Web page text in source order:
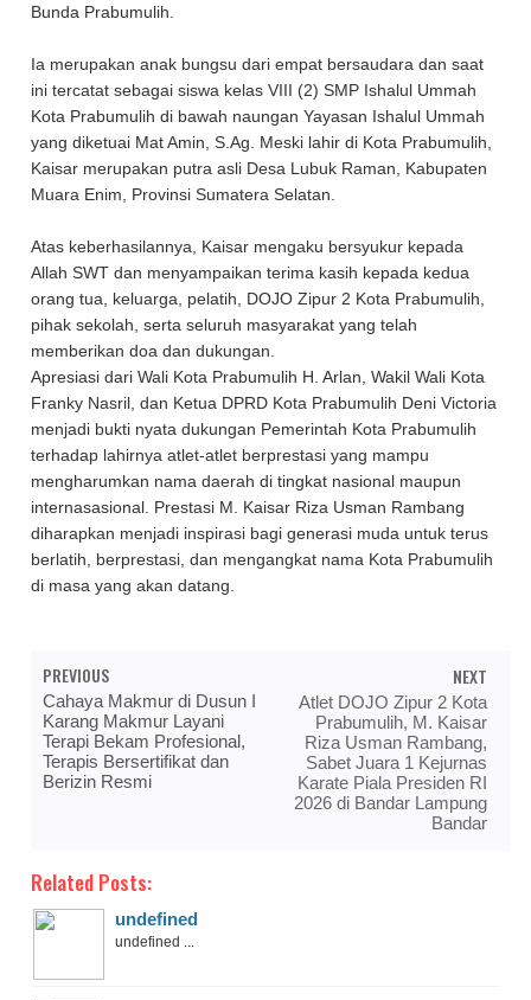
Bunda Prabumulih.
Ia merupakan anak bungsu dari empat bersaudara dan saat
ini tercatat sebagai siswa kelas VIII (2) SMP Ishalul Ummah
Kota Prabumulih di bawah naungan Yayasan Ishalul Ummah
yang diketuai Mat Amin, S.Ag. Meski lahir di Kota Prabumulih,
Kaisar merupakan putra asli Desa Lubuk Raman, Kabupaten
Muara Enim, Provinsi Sumatera Selatan.
Atas keberhasilannya, Kaisar mengaku bersyukur kepada
Allah SWT dan menyampaikan terima kasih kepada kedua
orang tua, keluarga, pelatih, DOJO Zipur 2 Kota Prabumulih,
pihak sekolah, serta seluruh masyarakat yang telah
memberikan doa dan dukungan.
Apresiasi dari Wali Kota Prabumulih H. Arlan, Wakil Wali Kota
Franky Nasril, dan Ketua DPRD Kota Prabumulih Deni Victoria
menjadi bukti nyata dukungan Pemerintah Kota Prabumulih
terhadap lahirnya atlet-atlet berprestasi yang mampu
mengharumkan nama daerah di tingkat nasional maupun
internasasional. Prestasi M. Kaisar Riza Usman Rambang
diharapkan menjadi inspirasi bagi generasi muda untuk terus
berlatih, berprestasi, dan mengangkat nama Kota Prabumulih
di masa yang akan datang.
PREVIOUS
Cahaya Makmur di Dusun I
Karang Makmur Layani
Terapi Bekam Profesional,
Terapis Bersertifikat dan
Berizin Resmi
NEXT
Atlet DOJO Zipur 2 Kota
Prabumulih, M. Kaisar
Riza Usman Rambang,
Sabet Juara 1 Kejurnas
Karate Piala Presiden RI
2026 di Bandar Lampung
Bandar
Related Posts:
undefined
undefined ...